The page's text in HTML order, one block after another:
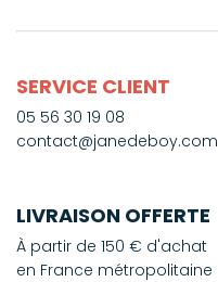
SERVICE CLIENT
05 56 30 19 08
contact@janedeboy.com
LIVRAISON OFFERTE
À partir de 150 € d'achat
en France métropolitaine